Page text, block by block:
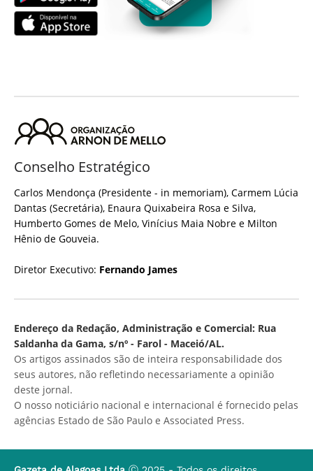
Conselho Estratégico
Carlos Mendonça (Presidente - in memoriam), Carmem Lúcia
Dantas (Secretária), Enaura Quixabeira Rosa e Silva,
Humberto Gomes de Melo, Vinícius Maia Nobre e Milton
Hênio de Gouveia.
Diretor Executivo: Fernando James
Endereço da Redação, Administração e Comercial: Rua
Saldanha da Gama, s/nº - Farol - Maceió/AL.
Os artigos assinados são de inteira responsabilidade dos
seus autores, não refletindo necessariamente a opinião
deste jornal.
O nosso noticiário nacional e internacional é fornecido pelas
agências Estado de São Paulo e Associated Press.